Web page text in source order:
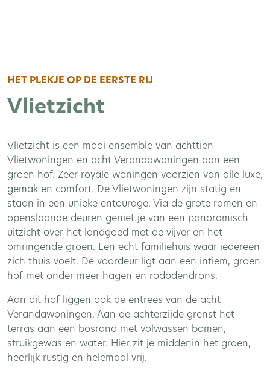
HET PLEKJE OP DE EERSTE RIJ
Vlietzicht
Vlietzicht is een mooi ensemble van achttien
Vlietwoningen en acht Verandawoningen aan een
groen hof. Zeer royale woningen voorzien van alle luxe,
gemak en comfort. De Vlietwoningen zijn statig en
staan in een unieke entourage. Via de grote ramen en
openslaande deuren geniet je van een panoramisch
uitzicht over het landgoed met de vijver en het
omringende groen. Een echt familiehuis waar iedereen
zich thuis voelt. De voordeur ligt aan een intiem, groen
hof met onder meer hagen en rododendrons.
Aan dit hof liggen ook de entrees van de acht
Verandawoningen. Aan de achterzijde grenst het
terras aan een bosrand met volwassen bomen,
struikgewas en water. Hier zit je middenin het groen,
heerlijk rustig en helemaal vrij.